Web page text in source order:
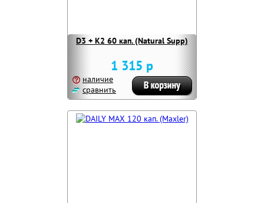
D3 + K2 60 кап. (Natural Supp)
1 315 р
наличие
сравнить